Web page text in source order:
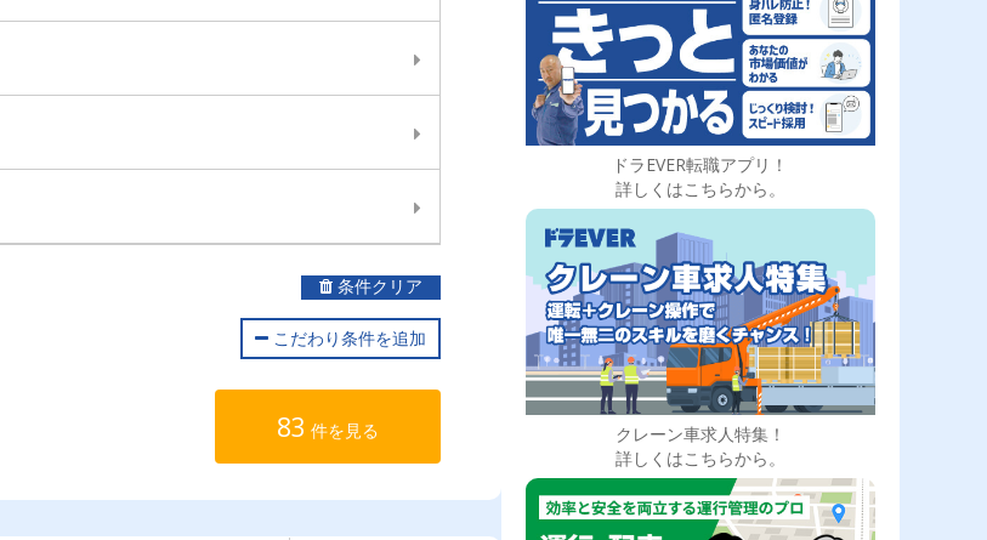
条件クリア
こだわり条件を追加
83 件を見る
ドラEVER転職アプリ！
詳しくはこちらから。
クレーン車求人特集！
詳しくはこちらから。